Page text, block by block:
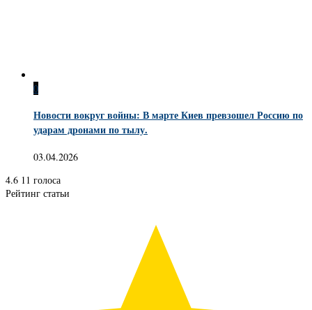
0
Новости вокруг войны: В марте Киев превзошел Россию по
ударам дронами по тылу.
03.04.2026
4.6 11 голоса
Рейтинг статьи